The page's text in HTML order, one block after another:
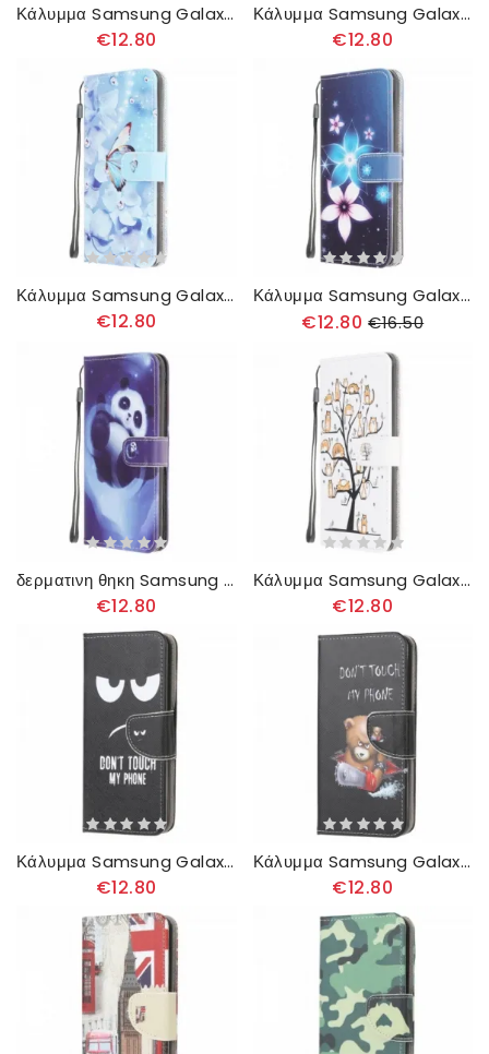
Κάλυμμα Samsung Galaxy A22 4G με κορδονι Strappy Dragonflies
€12.80
Κάλυμμα Samsung Galaxy A22 4G με κορδονι Strappy Leopard
€12.80
Κάλυμμα Samsung Galaxy A22 4G με κορδονι Diamond Strappy Butterflies
€12.80
Κάλυμμα Samsung Galaxy A22 4G με κορδονι Lunar Strap Flowers
€12.80 €16.50
δερματινη θηκη Samsung Galaxy A22 4G με κορδονι Panda Space Strap
€12.80
Κάλυμμα Samsung Galaxy A22 4G με κορδονι Funky Cats Με Λουράκι
€12.80
Κάλυμμα Samsung Galaxy A22 4G Μην Αγγίζετε Το Τηλέφωνό Μου
€12.80
Κάλυμμα Samsung Galaxy A22 4G Επικίνδυνη Αρκούδα
€12.80